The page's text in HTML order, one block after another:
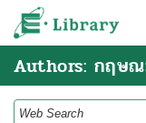
Skip
e-Library
Authors: กฤษ
Search